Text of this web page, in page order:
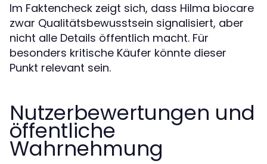
Im Faktencheck zeigt sich, dass Hilma biocare
zwar Qualitätsbewusstsein signalisiert, aber
nicht alle Details öffentlich macht. Für
besonders kritische Käufer könnte dieser
Punkt relevant sein.
Nutzerbewertungen und
öffentliche
Wahrnehmung